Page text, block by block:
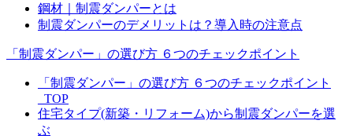
鋼材｜制震ダンパーとは
制震ダンパーのデメリットは？導入時の注意点
「制震ダンパー」の選び方 ６つのチェックポイント
「制震ダンパー」の選び方 ６つのチェックポイント
_TOP
住宅タイプ(新築・リフォーム)から制震ダンパーを選
ぶ